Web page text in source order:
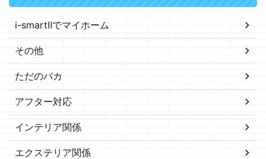
i-smartⅡでマイホーム
その他
ただのバカ
アフター対応
インテリア関係
エクステリア関係